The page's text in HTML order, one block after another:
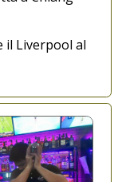
il Liverpool al